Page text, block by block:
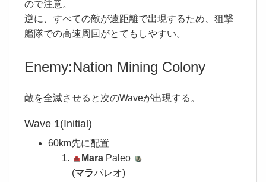
ので注意。
逆に、すべての敵が遠距離で出現するため、狙撃
艦隊での高速周回がとてもしやすい。
Enemy:Nation Mining Colony
敵を全滅させると次のWaveが出現する。
Wave 1(Initial)
60km先に配置
Mara Paleo
(マラパレオ)